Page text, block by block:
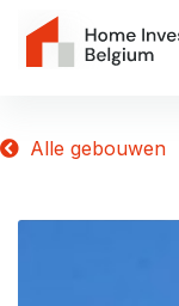
Alle gebouwen